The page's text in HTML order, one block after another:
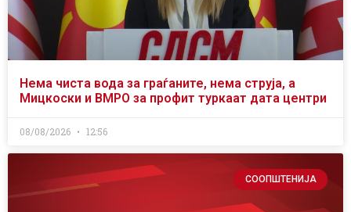
Нема чиста вода за граѓаните, нема струја, а
Мицкоски и ВМРО за профит туркаат дата центри
08/08/2026 12:56
СООПШТЕНИЈА